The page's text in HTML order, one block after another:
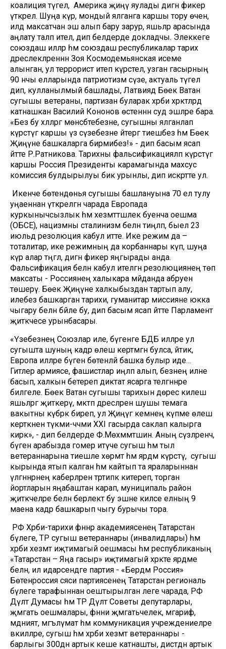
коалиция түгел, ә Америка җиңү яулады дигән фикер
үткәрелә. Шуңа күрә, мондый ялганга каршы тору өчен,
илдә максатчан эш алып бару зарур, яшьләр арасында
аңлату таләп ителә, дип белдерде докладчы. Элеккеге
союздаш илләр һәм союздаш республикалар тарих
дәреслекләреннән Зоя Космодемьянская исеме
алынган, ул террорист итеп күрсәтелә, узган гасырның
90 нчы елларында патриотизм сүзе, актуаль түгел
дип, кулланылмый башлады, Латвиядә Бөек Ватан
сугышы ветераны, партизан буларак хәрби хәрәкәтләрдә
катнашкан Василий Кононов өстеннән суд эшләре бара.
«Без бу хәлләргә мөнәсәбәтебезне, сугышны ялганлап
күрсәтүгә каршы үз сүзебезне әйтергә тиешбез һәм Бөек
Җиңүне башкаларга бирмибез!» - дип басым ясап
әйтте Р.Ратникова. Тарихны фальсификацияләп күрсәтүгә
каршы Россия Президенты карамагында махсус
комиссия булдырылуы бик урынлы, дип искәртте ул.
Икенче бөтендөнья сугышы башлануына 70 ел тулу
уңаеннан үткәрелгән чарада Европада
куркынычсызлык һәм хезмәттәшлек буенча оешма
(ОБСЕ), нацизмны сталинизм белән тиңләп, быел 23
июльдә резолюция кабул итте. Ике режим да –
тоталитар, ике режимның да корбаннары күп, шуңа
күрә алар тәңгәл, дигән фикер яңгырады анда.
Фальсификация белән кабул ителгән резолюциянең төп
максаты - Россиянең халыкара мәйданда абруен
төшерү. Бөек Җиңүне халкыбыздан тартып алу,
илебез башкарган тарихи, гуманитар миссияне юкка
чыгару белән бәйле бу, дип басым ясап әйтте Парламент
җитәкчесе урынбасары.
«Үзебезнең Союзлар иле, бүгенге БДБ илләре ул
сугышта шуның кадәр өлеш кертмәгән булса, әйтик,
Европа илләре бүген бөтенләй башка булыр иде...
Гитлер армиясе, фашистлар иңләп алып, безнең илне
басып, халкын бетереп диктат ясарга теләгәннәре
билгеле. Бөек Ватан сугышы тарихын дөрес килеш
яшьләргә җиткерү, мәктәп дәресләренә шушы темага
вакытны күбрәк биреп, ул Җиңүгә кемнең күпме өлеш
керткәнен түкми-чәчми XXI гасырда саклап калырга
кирәк», - дип белдерде Ф.Мөхәммәтшин. Аның сүзләренчә,
бүген арабызда гомер итүче сугыш һәм тыл
ветераннарына тиешле хөрмәт һәм ярдәм күрсәтү, ә сугыш
кырында ятып калган һәм кайтып та яраларыннан
үлгәннәрнең каберләрен тәртипкә китереп, торган
йортларын яңабаштан карап, муниципаль район
җитәкчеләре белән берлектә бу эшне киләсе елның 9
маена кадәр башкарып чыгу бурычы тора.
РФ Хәрби-тарихи фәннәр академиясенең Татарстан
бүлеге, ТР сугыш ветераннары (инвалидлары) һәм
хәрби хезмәт иҗтимагый оешмасы һәм республиканың
«Татарстан – Яңа гасыр» иҗтимагый хәрәкәте ярдәме
белән, ил идарәсендәге партия - «Бердәм Россия»
Бөтенроссия сәяси партиясенең Татарстан региональ
бүлеге тарафыннан оештырылган әлеге чарада, РФ
Дәүләт Думасы һәм ТР Дәүләт Советы депутарлары,
җәмәгать оешмалары, фәнни җәмәгатьчелек, мәгариф,
мәдәният, мәгълүмат һәм коммуникация учреждениеләре
вәкилләре, сугыш һәм хәрби хезмәт ветераннары -
барлыгы 300дән артык кеше катнашты, дистәдән артык